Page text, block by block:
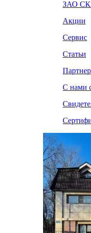
ЗАО
Акции
Сервис
Статьи
С нами